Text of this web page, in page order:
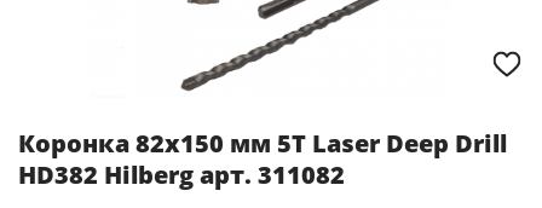
Коронка 82х150 мм 5Т Laser Deep Drill
HD382 Hilberg арт. 311082